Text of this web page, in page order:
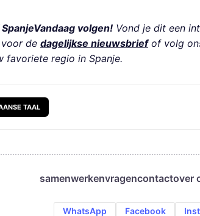
volgen! Vond je dit een
de dagelijkse nieuwsbriefof volg
favoriete regio in Spanje.
TAAL
samenwerkenvragencontactover
WhatsApp Facebook